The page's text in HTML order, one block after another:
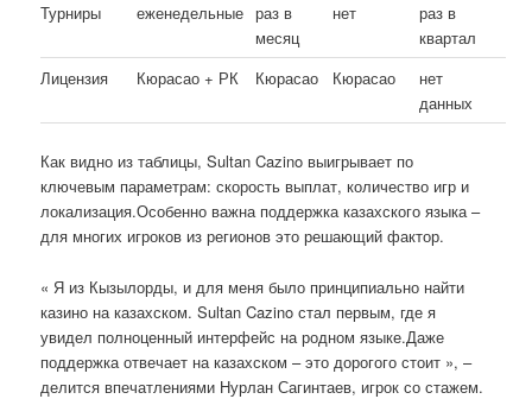
Турниры еженедельные раз в
месяц
нет
раз в
квартал
Лицензия
Кюрасао + РК Кюрасао Кюрасао
нет
данных
Как видно из таблицы, Sultan Cazino выигрывает по
ключевым параметрам: скорость выплат, количество игр и
локализация.Особенно важна поддержка казахского языка –
для многих игроков из регионов это решающий фактор.
« Я из Кызылорды, и для меня было принципиально найти
казино на казахском. Sultan Cazino стал первым, где я
увидел полноценный интерфейс на родном языке.Даже
поддержка отвечает на казахском – это дорогого стоит », –
делится впечатлениями Нурлан Сагинтаев, игрок со стажем.